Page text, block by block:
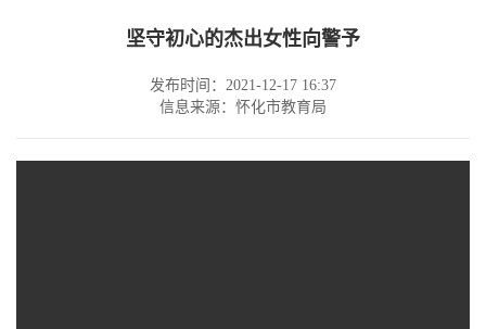
坚守初心的杰出女性向警予
发布时间：2021-12-17 16:37
信息来源：怀化市教育局